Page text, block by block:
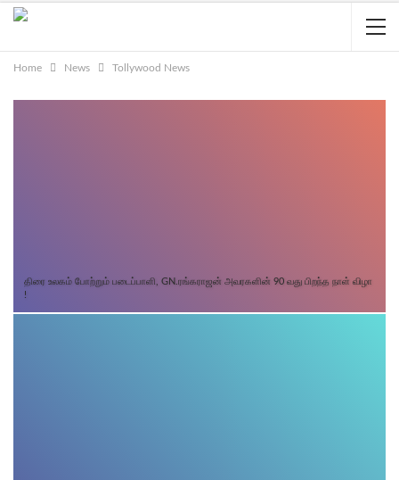
Home News Tollywood News
திரை உலகம் போற்றும் படைப்பாளி, GN.ரங்கராஜன் அவரகளின் 90 வது பிறந்த நாள் விழா
!